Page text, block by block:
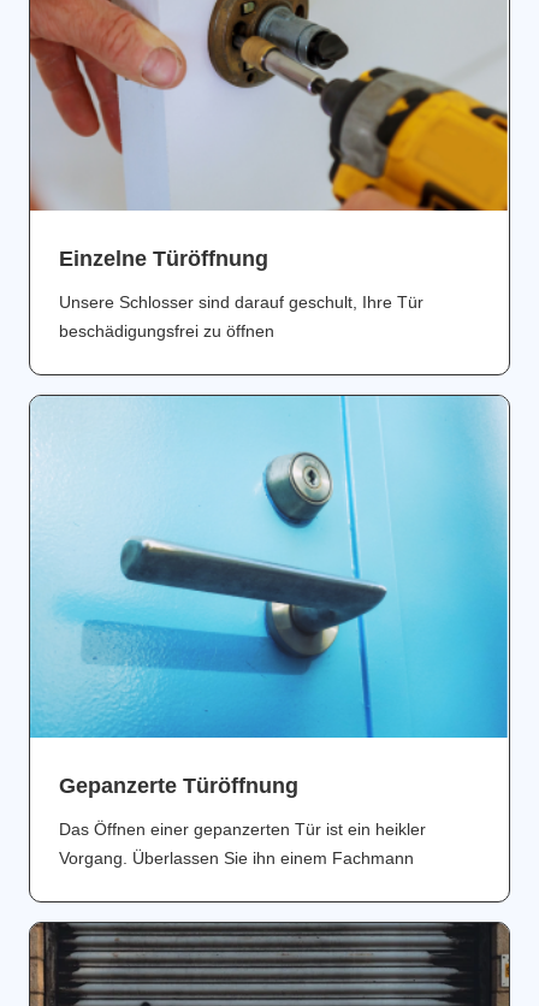
Einzelne Türöffnung
Unsere Schlosser sind darauf geschult, Ihre Tür
beschädigungsfrei zu öffnen
Gepanzerte Türöffnung
Das Öffnen einer gepanzerten Tür ist ein heikler
Vorgang. Überlassen Sie ihn einem Fachmann